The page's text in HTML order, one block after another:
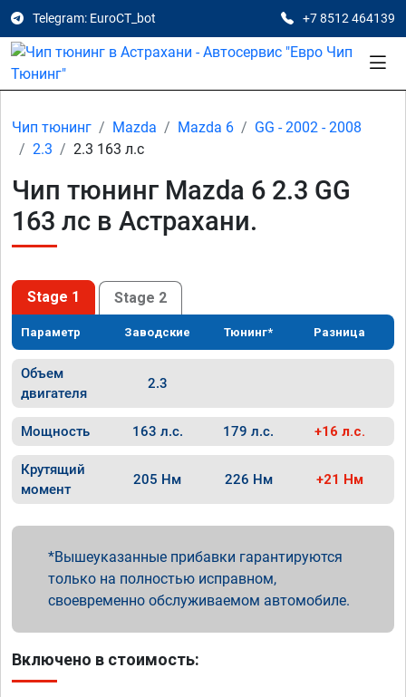
Telegram: EuroCT_bot +7 8512 464139
Чип тюнинг Mazda Mazda 6
GG - 2002 - 2008
2.3
2.3 163 л.с
Чип тюнинг Mazda 6 2.3 GG
163 лс в Астрахани.
Stage 1 Stage 2
Параметр Заводские Тюнинг* Разница
Объем
двигателя
2.3
Мощность 163 л.с. 179 л.с. +16 л.с.
Крутящий
момент
205 Нм 226 Нм +21 Нм
Вышеуказанные прибавки гарантируются
только на полностью исправном,
своевременно обслуживаемом автомобиле.
Включено в стоимость: